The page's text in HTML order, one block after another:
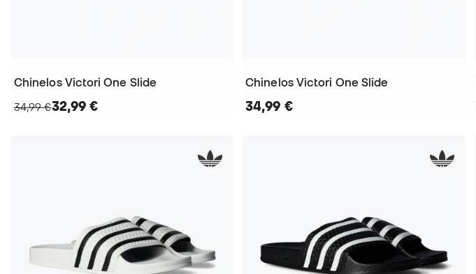
Chinelos Victori One Slide
34,99 €32,99 €
Chinelos Victori One Slide
34,99 €